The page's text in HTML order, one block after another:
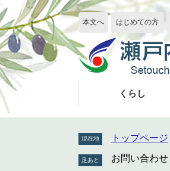
ペ
ー
ジ
の
先
頭
で
す
メ
ニ
ュ
ー
を
飛
ば
し
本文へ はじめての方
くらし
現在地 トップページ
お問い合わせ